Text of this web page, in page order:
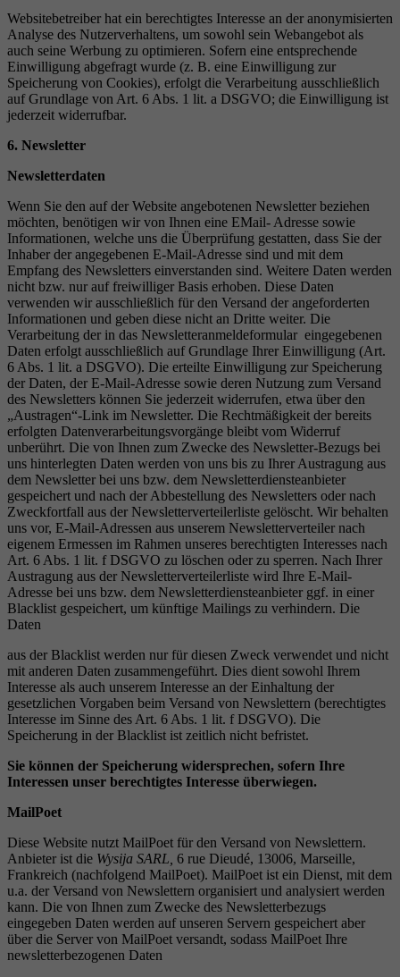
Websitebetreiber hat ein berechtigtes Interesse an der anonymisierten
Analyse des Nutzerverhaltens, um sowohl sein Webangebot als
auch seine Werbung zu optimieren. Sofern eine entsprechende
Einwilligung abgefragt wurde (z. B. eine Einwilligung zur
Speicherung von Cookies), erfolgt die Verarbeitung ausschließlich
auf Grundlage von Art. 6 Abs. 1 lit. a DSGVO; die Einwilligung ist
jederzeit widerrufbar.
6. Newsletter
Newsletterdaten
Wenn Sie den auf der Website angebotenen Newsletter beziehen
möchten, benötigen wir von Ihnen eine EMail- Adresse sowie
Informationen, welche uns die Überprüfung gestatten, dass Sie der
Inhaber der angegebenen E-Mail-Adresse sind und mit dem
Empfang des Newsletters einverstanden sind. Weitere Daten werden
nicht bzw. nur auf freiwilliger Basis erhoben. Diese Daten
verwenden wir ausschließlich für den Versand der angeforderten
Informationen und geben diese nicht an Dritte weiter. Die
Verarbeitung der in das Newsletteranmeldeformular eingegebenen
Daten erfolgt ausschließlich auf Grundlage Ihrer Einwilligung (Art.
6 Abs. 1 lit. a DSGVO). Die erteilte Einwilligung zur Speicherung
der Daten, der E-Mail-Adresse sowie deren Nutzung zum Versand
des Newsletters können Sie jederzeit widerrufen, etwa über den
„Austragen“-Link im Newsletter. Die Rechtmäßigkeit der bereits
erfolgten Datenverarbeitungsvorgänge bleibt vom Widerruf
unberührt. Die von Ihnen zum Zwecke des Newsletter-Bezugs bei
uns hinterlegten Daten werden von uns bis zu Ihrer Austragung aus
dem Newsletter bei uns bzw. dem Newsletterdiensteanbieter
gespeichert und nach der Abbestellung des Newsletters oder nach
Zweckfortfall aus der Newsletterverteilerliste gelöscht. Wir behalten
uns vor, E-Mail-Adressen aus unserem Newsletterverteiler nach
eigenem Ermessen im Rahmen unseres berechtigten Interesses nach
Art. 6 Abs. 1 lit. f DSGVO zu löschen oder zu sperren. Nach Ihrer
Austragung aus der Newsletterverteilerliste wird Ihre E-Mail-
Adresse bei uns bzw. dem Newsletterdiensteanbieter ggf. in einer
Blacklist gespeichert, um künftige Mailings zu verhindern. Die
Daten
aus der Blacklist werden nur für diesen Zweck verwendet und nicht
mit anderen Daten zusammengeführt. Dies dient sowohl Ihrem
Interesse als auch unserem Interesse an der Einhaltung der
gesetzlichen Vorgaben beim Versand von Newslettern (berechtigtes
Interesse im Sinne des Art. 6 Abs. 1 lit. f DSGVO). Die
Speicherung in der Blacklist ist zeitlich nicht befristet.
Sie können der Speicherung widersprechen, sofern Ihre
Interessen unser berechtigtes Interesse überwiegen.
MailPoet
Diese Website nutzt MailPoet für den Versand von Newslettern.
Anbieter ist die Wysija SARL, 6 rue Dieudé, 13006, Marseille,
Frankreich (nachfolgend MailPoet). MailPoet ist ein Dienst, mit dem
u.a. der Versand von Newslettern organisiert und analysiert werden
kann. Die von Ihnen zum Zwecke des Newsletterbezugs
eingegeben Daten werden auf unseren Servern gespeichert aber
über die Server von MailPoet versandt, sodass MailPoet Ihre
newsletterbezogenen Daten